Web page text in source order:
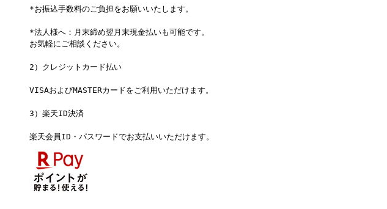
*お振込手数料のご負担をお願いいたします。
*法人様へ：月末締め翌月末現金払いも可能です。
お気軽にご相談ください。
2）クレジットカード払い
VISAおよびMASTERカードをご利用いただけます。
3）楽天ID決済
楽天会員ID・パスワードでお支払いいただけます。